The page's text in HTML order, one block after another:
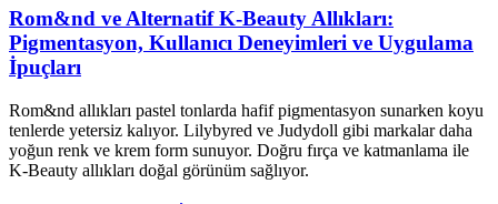
Rom&nd ve Alternatif K-Beauty Allıkları:
Pigmentasyon, Kullanıcı Deneyimleri ve Uygulama
İpuçları
Rom&nd allıkları pastel tonlarda hafif pigmentasyon sunarken koyu
tenlerde yetersiz kalıyor. Lilybyred ve Judydoll gibi markalar daha
yoğun renk ve krem form sunuyor. Doğru fırça ve katmanlama ile
K-Beauty allıkları doğal görünüm sağlıyor.